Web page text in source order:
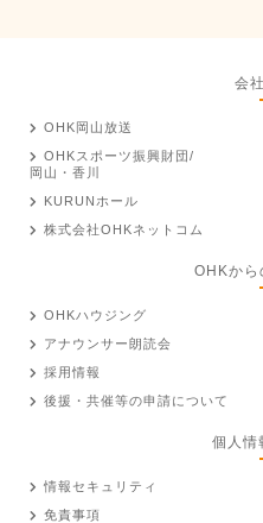
会
OHK岡山放送
OHKスポーツ振興財団/
岡山・香川
KURUNホール
株式会社OHKネットコム
OHKから
OHKハウジング
アナウンサー朗読会
採用情報
後援・共催等の申請について
個人情
情報セキュリティ
免責事項